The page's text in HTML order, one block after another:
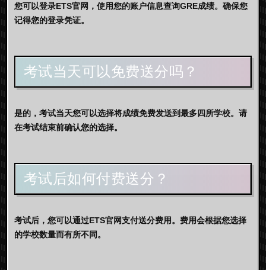
您可以登录ETS官网，使用您的账户信息查询GRE成绩。确保您
记得您的登录凭证。
考试当天可以免费送分吗？
是的，考试当天您可以选择将成绩免费发送到最多四所学校。请
在考试结束前确认您的选择。
考试后如何付费送分？
考试后，您可以通过ETS官网支付送分费用。费用会根据您选择
的学校数量而有所不同。